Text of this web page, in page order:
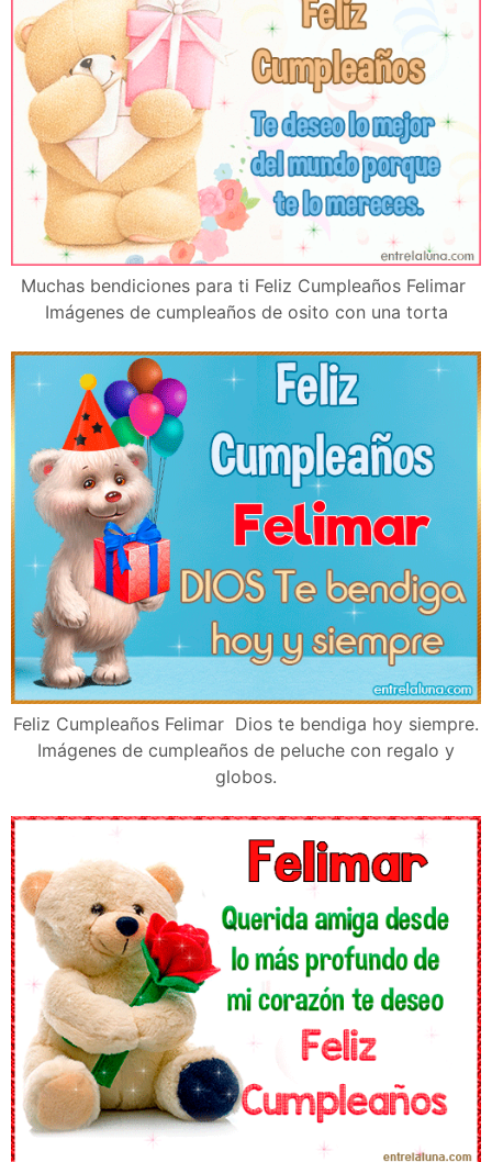
Muchas bendiciones para ti Feliz Cumpleaños Felimar
Imágenes de cumpleaños de osito con una torta
Feliz Cumpleaños Felimar Dios te bendiga hoy siempre.
Imágenes de cumpleaños de peluche con regalo y
globos.